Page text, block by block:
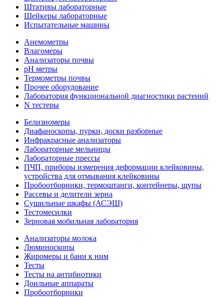
Штативы лабораторные
Шейкеры лабораторные
Испытательные машины
Анемометры
Влагомеры
Анализаторы почвы
pH метры
Термометры почвы
Прочее оборудование
Лаборатория функциональной диагностики растений
N тестеры
Белизномеры
Диафаноскопы, пурки, доски разборные
Инфракрасные анализаторы
Лабораторные мельницы
Лабораторные прессы
ПЧП, приборы измерения деформации клейковины,
устройства для отмывания клейковины
Пробоотборники, термоштанги, контейнеры, щупы
Рассевы и делители зерна
Сушильные шкафы (АСЭШ)
Тестомесилки
Зерновая мобильная лаборатория
Анализаторы молока
Люминоскопы
Жиромеры и бани к ним
Тесты
Тесты на антибиотики
Доильные аппараты
Пробоотборники